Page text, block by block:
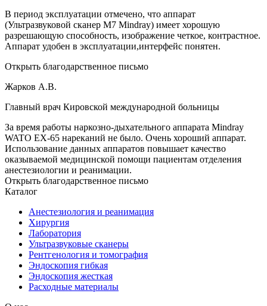
В период эксплуатации отмечено, что аппарат
(Ультразвуковой сканер М7 Mindray) имеет хорошую
разрешающую способность, изображение четкое, контрастное.
Аппарат удобен в эксплуатации,интерфейс понятен.
Открыть благодарственное письмо
Жарков А.В.
Главный врач Кировской международной больницы
За время работы наркозно-дыхательного аппарата Mindray
WATO EX-65 нареканий не было. Очень хороший аппарат.
Использование данных аппаратов повышает качество
оказываемой медицинской помощи пациентам отделения
анестезиологии и реанимации.
Открыть благодарственное письмо
Каталог
Анестезиология и реанимация
Хирургия
Лаборатория
Ультразвуковые сканеры
Рентгенология и томография
Эндоскопия гибкая
Эндоскопия жесткая
Расходные материалы